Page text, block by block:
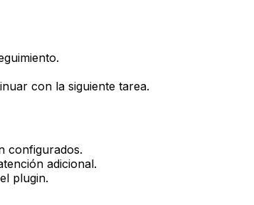
con la siguiente tarea.
configurados.
adicional.
plugin.